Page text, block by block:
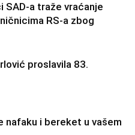
SAD-a traže vraćanje
RS-a zbog
proslavila 83.
nafaku i bereket u vašem